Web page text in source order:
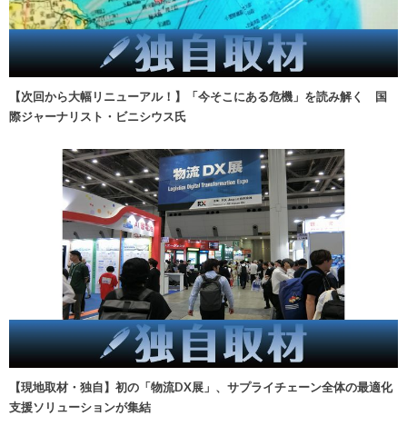
【次回から大幅リニューアル！】「今そこにある危機」を読み解く 国
際ジャーナリスト・ビニシウス氏
【現地取材・独自】初の「物流DX展」、サプライチェーン全体の最適化
支援ソリューションが集結